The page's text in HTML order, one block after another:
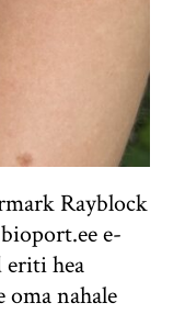
Rayblock
e-
eriti hea
oma nahale